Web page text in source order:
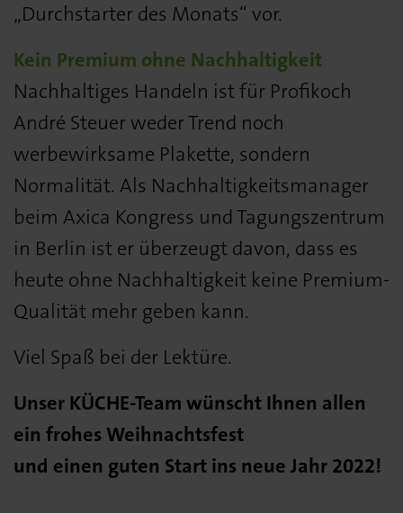
„Durchstarter des Monats“ vor.
Kein Premium ohne Nachhaltigkeit
Nachhaltiges Handeln ist für Profikoch
André Steuer weder Trend noch
werbewirksame Plakette, sondern
Normalität. Als Nachhaltigkeitsmanager
beim Axica Kongress und Tagungszentrum
in Berlin ist er überzeugt davon, dass es
heute ohne Nachhaltigkeit keine Premium-
Qualität mehr geben kann.
Viel Spaß bei der Lektüre.
Unser KÜCHE-Team wünscht Ihnen allen
ein frohes Weihnachtsfest
und einen guten Start ins neue Jahr 2022!